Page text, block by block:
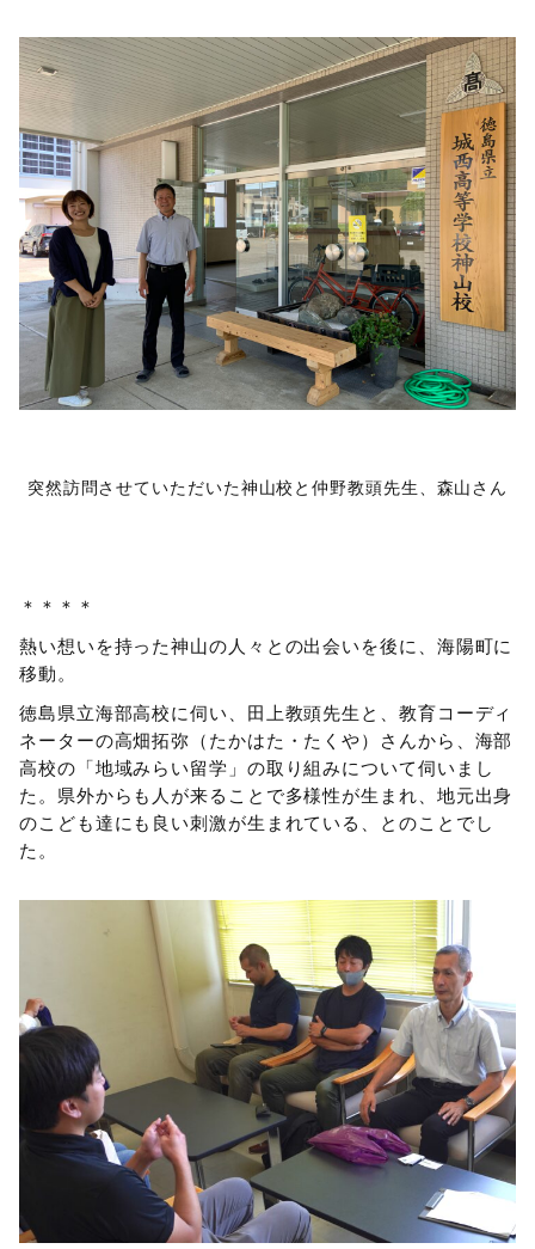
突然訪問させていただいた神山校と仲野教頭先生、森山さん
＊＊＊＊
熱い想いを持った神山の人々との出会いを後に、海陽町に
移動。
徳島県立海部高校に伺い、田上教頭先生と、教育コーディ
ネーターの高畑拓弥（たかはた・たくや）さんから、海部
高校の「地域みらい留学」の取り組みについて伺いまし
た。県外からも人が来ることで多様性が生まれ、地元出身
のこども達にも良い刺激が生まれている、とのことでし
た。